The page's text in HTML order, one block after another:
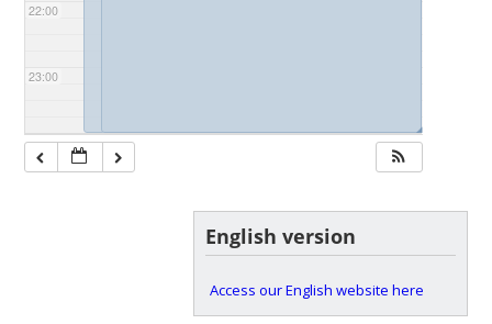
22:00
23:00
◢◢
English version
Access our English website here